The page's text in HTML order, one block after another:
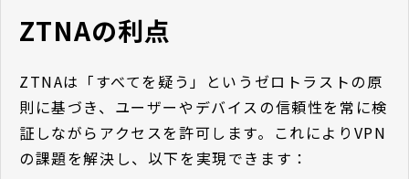
ZTNAの利点
ZTNAは「すべてを疑う」というゼロトラストの原
則に基づき、ユーザーやデバイスの信頼性を常に検
証しながらアクセスを許可します。これによりVPN
の課題を解決し、以下を実現できます：